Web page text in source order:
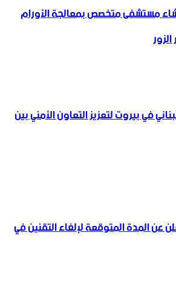
‌‏مستشفى متخصص بمعالجة الأورام
في بيروت لتعزيز التعاون ‏الأمني ‏بين
عن المدة المتوقعة لإلغاء التقنين في